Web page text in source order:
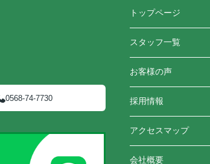
0568-74-7730
トップページ
スタッフ一覧
お客様の声
採用情報
アクセスマップ
会社概要